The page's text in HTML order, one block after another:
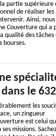
partie supérieure
de réaliser les
Ainsi, nous
Couverture qui a
qualité des
bourses.
le
les
un zingueur
est celui
missions.